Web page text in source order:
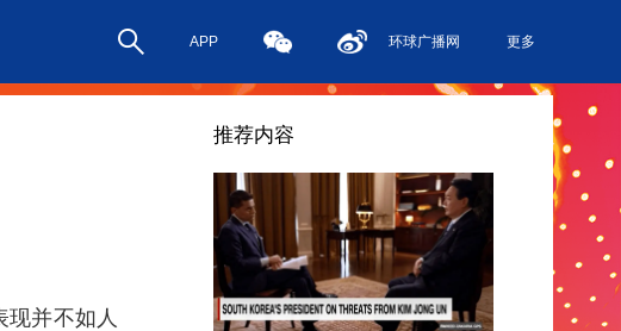
APP 环球广播网 更多
现并不如人
推荐内容